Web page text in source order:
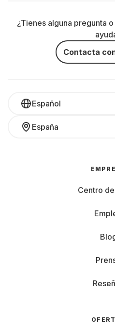
¿Tienes alguna pregunta
Contacta
Español
España
Centro